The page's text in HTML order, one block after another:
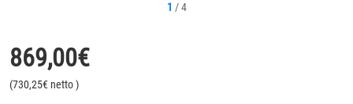
1 /4
869,00€
(730,25€ netto)